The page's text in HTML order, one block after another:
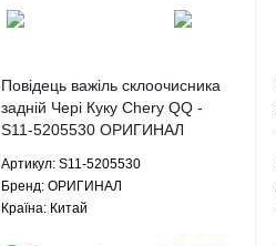
Повідець важіль склоочисника
задній Чері Куку Chery QQ -
S11-5205530 ОРИГИНАЛ
Артикул: S11-5205530
Брeнд: ОРИГИНАЛ
Країна: Китай